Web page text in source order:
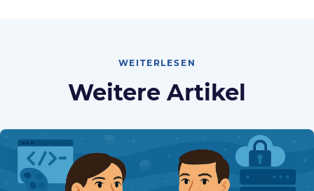
WEITERLESEN
Weitere Artikel